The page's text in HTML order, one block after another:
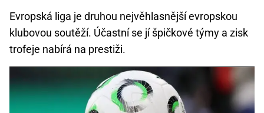
Evropská liga je druhou nejvěhlasnější evropskou
klubovou soutěží. Účastní se jí špičkové týmy a zisk
trofeje nabírá na prestiži.